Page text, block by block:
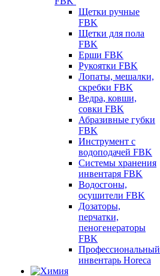
Щетки ручные
FBK
Щетки для пола
FBK
Ерши FBK
Рукоятки FBK
Лопаты, мешалки,
скребки FBK
Ведра, ковши,
совки FBK
Абразивные губки
FBK
Инструмент с
водоподачей FBK
Системы хранения
инвентаря FBK
Водосгоны,
осушители FBK
Дозаторы,
перчатки,
пеногенераторы
FBK
Профессиональный
инвентарь Horeca